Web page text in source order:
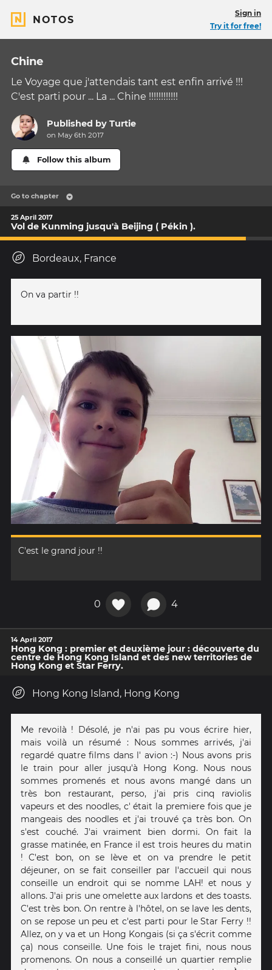
NOTOS
Sign in
Try it for free!
Chine
Le Voyage que j'attendais tant est enfin arrivé !!!
C'est parti pour ... La ... Chine !!!!!!!!!!!!
Published byTurtie
on May 6th 2017
Follow this album
Go to chapter
25 April 2017
Vol de Kunming jusqu'à Beijing ( Pékin ).
Bordeaux, France
On va partir !!
C'est le grand jour !!
0 4
14 April 2017
Hong Kong : premier et deuxième jour : découverte du
centre de Hong Kong Island et des new territories de
Hong Kong et Star Ferry.
Hong Kong Island, Hong Kong
Me revoilà ! Désolé, je n'ai pas pu vous écrire hier,
mais voilà un résumé : Nous sommes arrivés, j'ai
regardé quatre films dans l' avion :-) Nous avons pris
le train pour aller jusqu'à Hong Kong. Nous nous
sommes promenés et nous avons mangé dans un
très bon restaurant, perso, j'ai pris cinq raviolis
vapeurs et des noodles, c' était la premiere fois que je
mangeais des noodles et j'ai trouvé ça très bon. On
s'est couché. J'ai vraiment bien dormi. On fait la
grasse matinée, en France il est trois heures du matin
! C'est bon, on se lève et on va prendre le petit
déjeuner, on se fait conseiller par l'accueil qui nous
conseille un endroit qui se nomme LAH! et nous y
allons. J'ai pris une omelette aux lardons et des toasts.
C'est très bon. On rentre à l'hôtel, on se lave les dents,
on se repose un peu et c'est parti pour le Star Ferry !!
Allez, on y va et un Hong Kongais (si ça s'écrit comme
ça) nous conseille. Une fois le trajet fini, nous nous
promenons. On nous a conseillé un quartier remplie